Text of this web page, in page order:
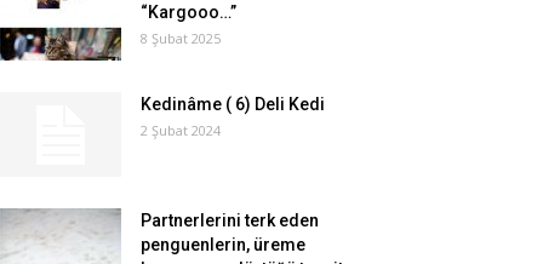
“Kargooo…”
8 Şubat 2025
Kedinâme ( 6) Deli Kedi
2 Şubat 2024
Partnerlerini terk eden
penguenlerin, üreme